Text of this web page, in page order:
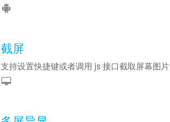
截屏
支持设置快捷键或者调用 js 接口截取屏幕图片